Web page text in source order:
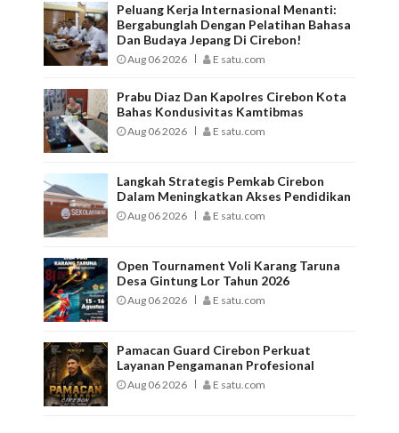
Peluang Kerja Internasional Menanti:
Bergabunglah Dengan Pelatihan Bahasa
Dan Budaya Jepang Di Cirebon!
Aug 06 2026 E satu.com
Prabu Diaz Dan Kapolres Cirebon Kota
Bahas Kondusivitas Kamtibmas
Aug 06 2026 E satu.com
Langkah Strategis Pemkab Cirebon
Dalam Meningkatkan Akses Pendidikan
Aug 06 2026 E satu.com
Open Tournament Voli Karang Taruna
Desa Gintung Lor Tahun 2026
Aug 06 2026 E satu.com
Pamacan Guard Cirebon Perkuat
Layanan Pengamanan Profesional
Aug 06 2026 E satu.com